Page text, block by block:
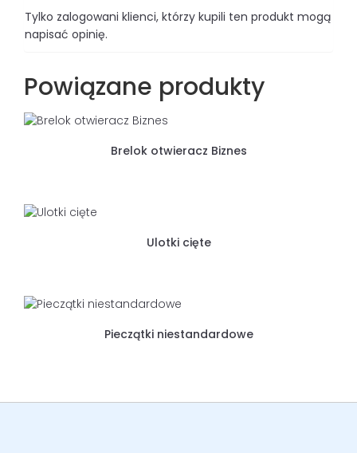
Tylko zalogowani klienci, którzy kupili ten produkt mogą
napisać opinię.
Powiązane produkty
Brelok otwieracz Biznes
Ulotki cięte
Pieczątki niestandardowe